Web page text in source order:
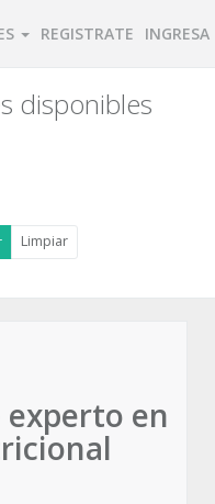
REGISTRATE INGRESA
disponibles
Limpiar
en